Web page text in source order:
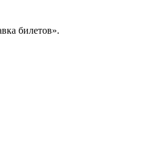
билетов».